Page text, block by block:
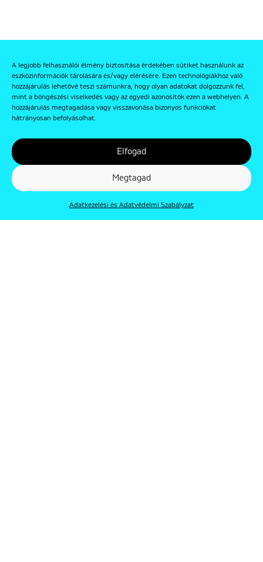
A legjobb felhasználói élmény biztosítása érdekében sütiket használunk az
eszközinformációk tárolására és/vagy elérésére. Ezen technológiákhoz való
hozzájárulás lehetővé teszi számunkra, hogy olyan adatokat dolgozzunk fel,
mint a böngészési viselkedés vagy az egyedi azonosítók ezen a webhelyen. A
hozzájárulás megtagadása vagy visszavonása bizonyos funkciókat
hátrányosan befolyásolhat.
Elfogad
Megtagad
Adatkezelési és Adatvédelmi Szabályzat